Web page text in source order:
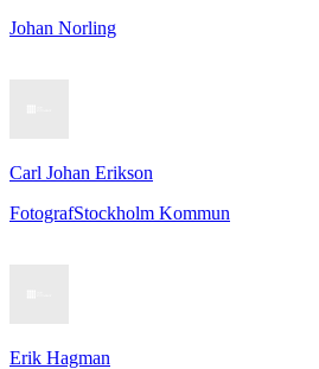
Johan Norling
Carl Johan Erikson
FotografStockholm Kommun
Erik Hagman